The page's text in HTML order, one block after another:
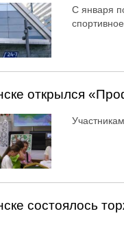
С января
открылся
состоялось